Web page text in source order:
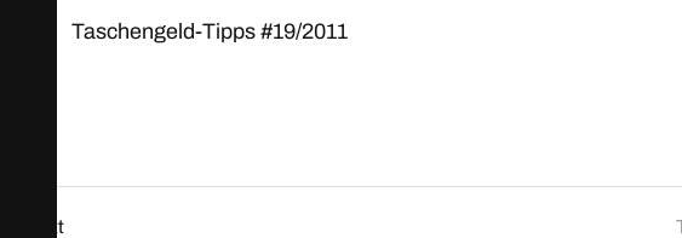
Taschengeld-Tipps #19/2011
brutstatt